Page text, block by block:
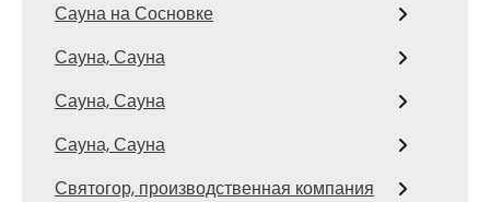
Сауна на Сосновке
Сауна, Сауна
Сауна, Сауна
Сауна, Сауна
Святогор, производственная компания